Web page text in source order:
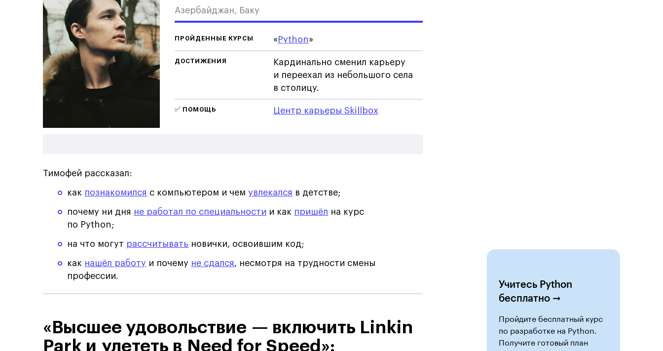
Учитесь Python
бесплатно ➞
Пройдите бесплатный курс
по разработке на Python.
Получите готовый план
Азербайджан, Баку
ПРОЙДЕННЫЕ КУРСЫ « Python»
ДОСТИЖЕНИЯ
Кардинально сменил карьеру
и переехал из небольшого села
в столицу.
✅ ПОМОЩЬ Центр карьеры Skillbox
Тимофей рассказал:
как познакомился с компьютером и чемувлекался в детстве;
почему ни дня не работал по специальности и как пришёл на курс
по Python;
на что могут рассчитывать новички, освоившим код;
как нашёл работу и почему не сдался , несмотря на трудности смены
профессии.
«Высшее удовольствие — включить Linkin
Park и улететь в Need for Speed»: